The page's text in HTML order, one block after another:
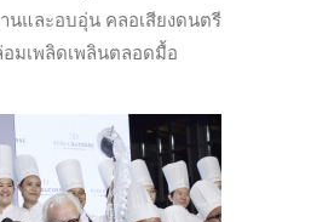
นและอบอุ่น คลอเสียงดนตรี
อมเพลิดเพลินตลอดมื้อ